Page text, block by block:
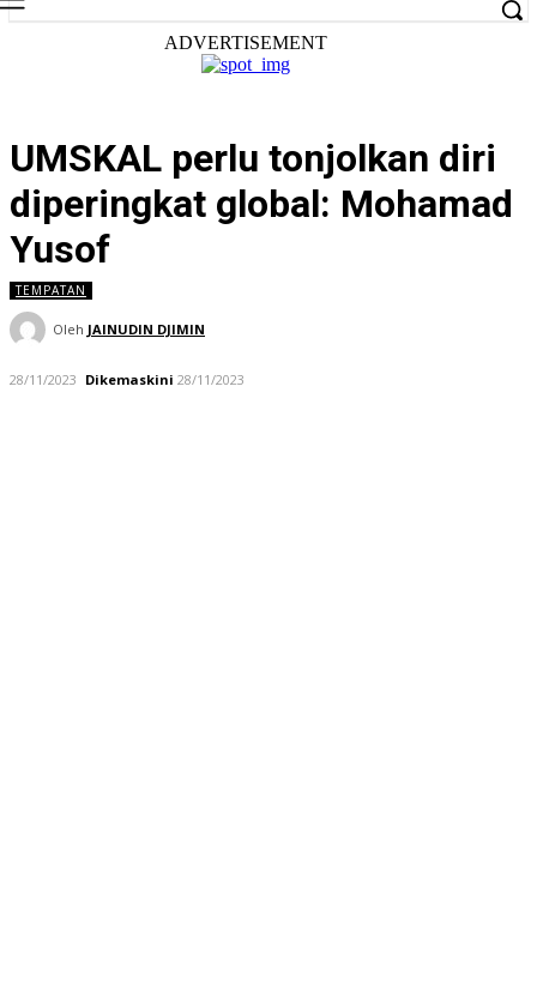
ADVERTISEMENT
UMSKAL perlu tonjolkan diri
diperingkat global: Mohamad
Yusof
TEMPATAN
Oleh JAINUDIN DJIMIN
28/11/2023 Dikemaskini 28/11/2023